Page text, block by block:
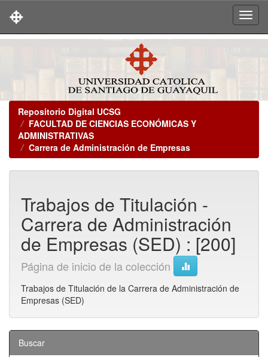
Repositorio Digital UCSG
FACULTAD DE CIENCIAS ECONÓMICAS Y
ADMINISTRATIVAS
Carrera de Administración de Empresas
Trabajos de Titulación -
Carrera de Administración
de Empresas (SED) : [200]
Página de inicio de la colección
Trabajos de Titulación de la Carrera de Administración de
Empresas (SED)
Buscar